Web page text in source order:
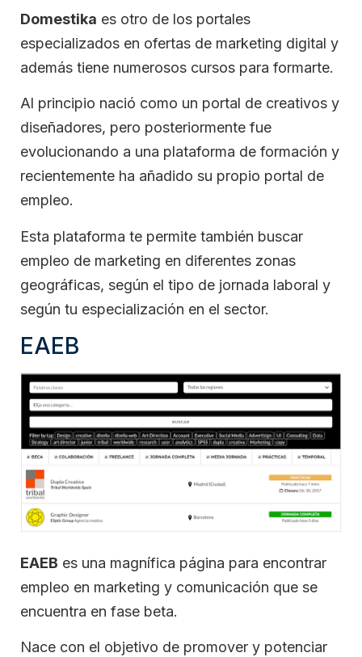
Domestika es otro de los portales
especializados en ofertas de marketing digital y
además tiene numerosos cursos para formarte.
Al principio nació como un portal de creativos y
diseñadores, pero posteriormente fue
evolucionando a una plataforma de formación y
recientemente ha añadido su propio portal de
empleo.
Esta plataforma te permite también buscar
empleo de marketing en diferentes zonas
geográficas, según el tipo de jornada laboral y
según tu especialización en el sector.
EAEB
EAEB es una magnífica página para encontrar
empleo en marketing y comunicación que se
encuentra en fase beta.
Nace con el objetivo de promover y potenciar